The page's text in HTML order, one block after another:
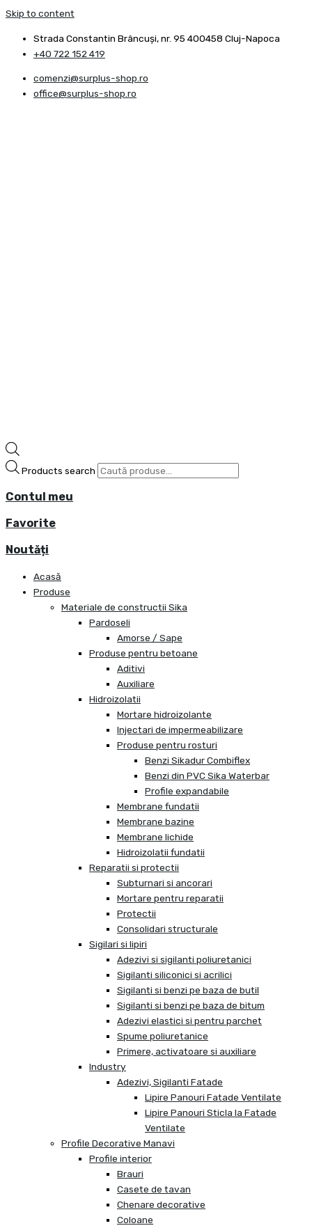
Skip to content
Strada Constantin Brâncuşi, nr. 95 400458 Cluj-Napoca
+40 722 152 419
comenzi@surplus-shop.ro
office@surplus-shop.ro
Products search
Contul meu
Favorite
Noutăți
Acasă
Produse
Materiale de constructii Sika
Pardoseli
Amorse / Sape
Produse pentru betoane
Aditivi
Auxiliare
Hidroizolatii
Mortare hidroizolante
Injectari de impermeabilizare
Produse pentru rosturi
Benzi Sikadur Combiflex
Benzi din PVC Sika Waterbar
Profile expandabile
Membrane fundatii
Membrane bazine
Membrane lichide
Hidroizolatii fundatii
Reparatii si protectii
Subturnari si ancorari
Mortare pentru reparatii
Protectii
Consolidari structurale
Sigilari si lipiri
Adezivi si sigilanti poliuretanici
Sigilanti siliconici si acrilici
Sigilanti si benzi pe baza de butil
Sigilanti si benzi pe baza de bitum
Adezivi elastici si pentru parchet
Spume poliuretanice
Primere, activatoare si auxiliare
Industry
Adezivi, Sigilanti Fatade
Lipire Panouri Fatade Ventilate
Lipire Panouri Sticla la Fatade
Ventilate
Profile Decorative Manavi
Profile interior
Brauri
Casete de tavan
Chenare decorative
Coloane